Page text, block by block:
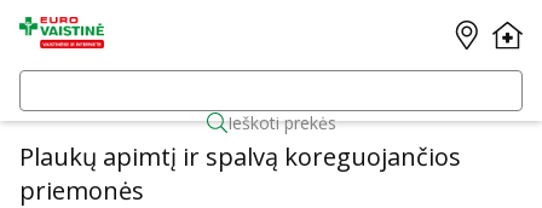
Ieškoti prekės
Plaukų apimtį ir spalvą koreguojančios
priemonės